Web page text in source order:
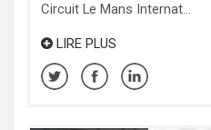
Circuit Le Mans Internat...
LIRE PLUS